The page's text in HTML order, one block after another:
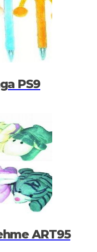
PS9
ART95